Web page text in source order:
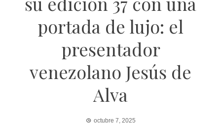
portada de lujo: el
presentador
venezolano Jesús de
Alva
octubre 7, 2025